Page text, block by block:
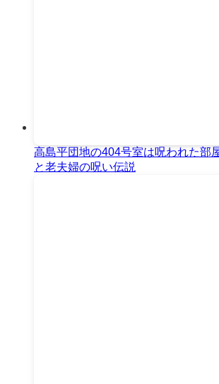
高島平団地の404号室は呪われた部
と老夫婦の呪い伝説